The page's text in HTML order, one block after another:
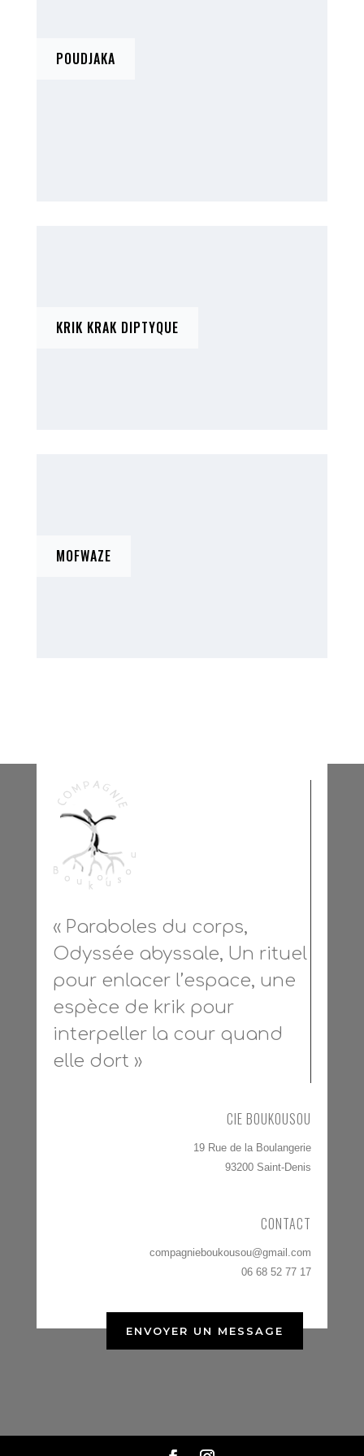
POUDJAKA
KRIK KRAK DIPTYQUE
MOFWAZE
« Paraboles du corps,
Odyssée abyssale, Un rituel
pour enlacer l’espace, une
espèce de krik pour
interpeller la cour quand
elle dort »
CIE BOUKOUSOU
19 Rue de la Boulangerie
93200 Saint-Denis
CONTACT
compagnieboukousou@gmail.com
06 68 52 77 17
ENVOYER UN MESSAGE